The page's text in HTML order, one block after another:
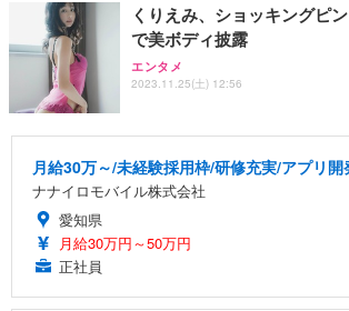
くりえみ、ショッキングピ
で美ボディ披露
エンタメ
2023.11.25(土) 12:56
月給30万～/未経験採用枠/研修充実/アプリ
ナナイロモバイル株式会社
愛知県
月給30万円～50万円
正社員